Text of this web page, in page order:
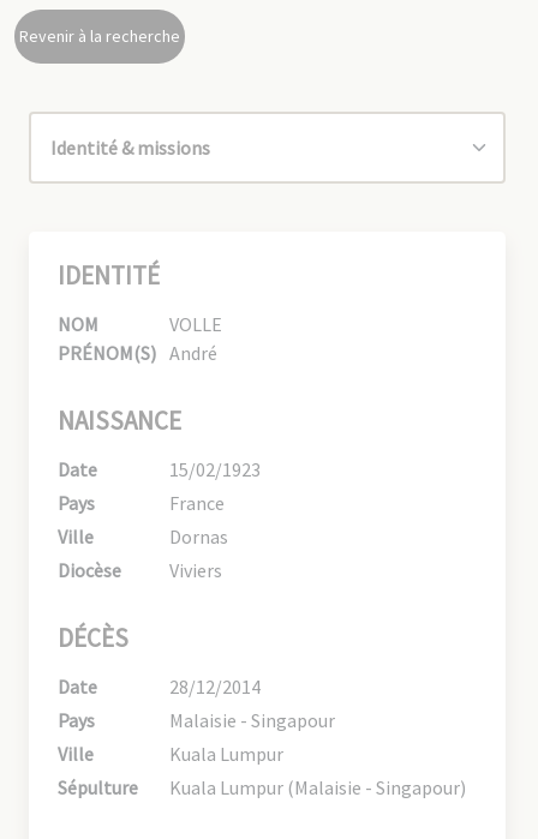
Revenir à la recherche
IDENTITÉ
NOM
VOLLE
PRÉNOM(S) André
NAISSANCE
Date
15/02/1923
Pays
France
Ville
Dornas
Diocèse
Viviers
DÉCÈS
Date
28/12/2014
Pays
Malaisie - Singapour
Ville
Kuala Lumpur
Sépulture
Kuala Lumpur (Malaisie - Singapour)